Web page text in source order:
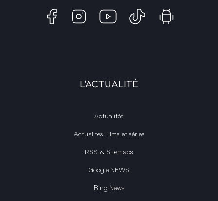
L'ACTUALITÉ
Actualités
Actualités Films et séries
RSS & Sitemaps
Google NEWS
Bing News